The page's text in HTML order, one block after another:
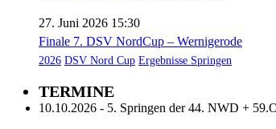
27. Juni 2026 15:30
Finale 7. DSV NordCup – Wernigerode
2026 DSV Nord Cup Ergebnisse Springen
TERMINE
10.10.2026 - 5. Springen der 44. NWD +